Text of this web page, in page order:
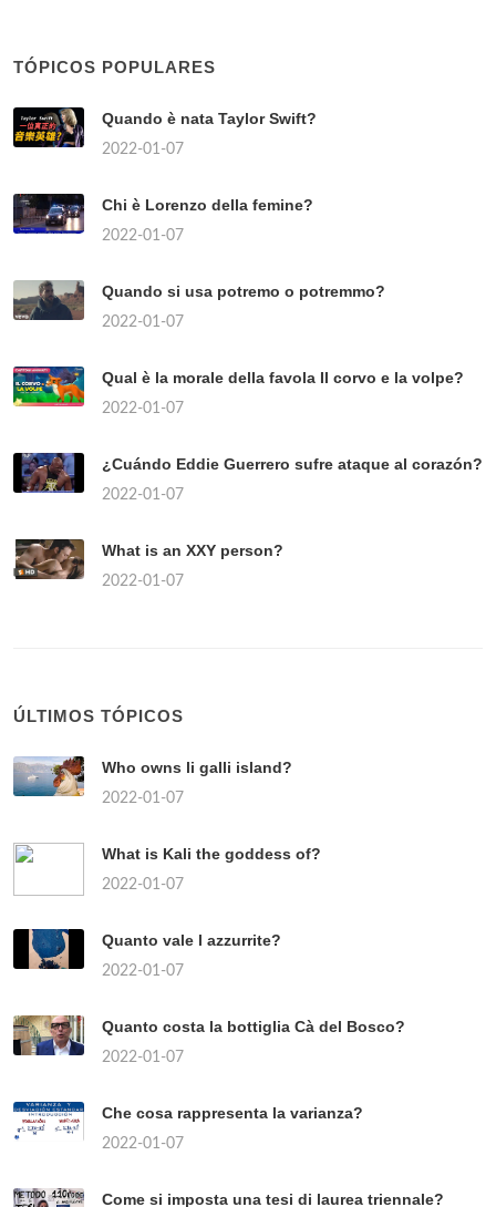
TÓPICOS POPULARES
Quando è nata Taylor Swift?
2022-01-07
Chi è Lorenzo della femine?
2022-01-07
Quando si usa potremo o potremmo?
2022-01-07
Qual è la morale della favola Il corvo e la volpe?
2022-01-07
¿Cuándo Eddie Guerrero sufre ataque al corazón?
2022-01-07
What is an XXY person?
2022-01-07
ÚLTIMOS TÓPICOS
Who owns li galli island?
2022-01-07
What is Kali the goddess of?
2022-01-07
Quanto vale l azzurrite?
2022-01-07
Quanto costa la bottiglia Cà del Bosco?
2022-01-07
Che cosa rappresenta la varianza?
2022-01-07
Come si imposta una tesi di laurea triennale?